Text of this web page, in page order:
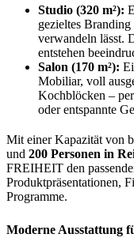
Studio (320 m²):
gezieltes
verwandeln lässt.
entstehen
Salon (170 m²):
Mobiliar, voll
Kochblöcken –
oder entspannte
Mit einer Kapazität von
und 200 Personen in
FREIHEIT den
Produktpräsentationen,
Programme.
Moderne Ausstattung